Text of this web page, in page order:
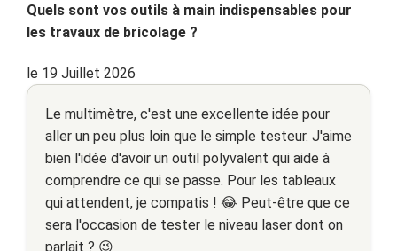
Quels sont vos outils à main indispensables pour
les travaux de bricolage ?
le 19 Juillet 2026
Le multimètre, c'est une excellente idée pour
aller un peu plus loin que le simple testeur. J'aime
bien l'idée d'avoir un outil polyvalent qui aide à
comprendre ce qui se passe. Pour les tableaux
qui attendent, je compatis ! 😂 Peut-être que ce
sera l'occasion de tester le niveau laser dont on
parlait ? 😉